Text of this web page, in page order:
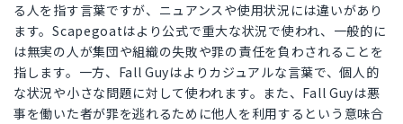
る人を指す言葉ですが、ニュアンスや使用状況には違いがあり
ます。Scapegoatはより公式で重大な状況で使われ、一般的に
は無実の人が集団や組織の失敗や罪の責任を負わされることを
指します。一方、Fall Guyはよりカジュアルな言葉で、個人的
な状況や小さな問題に対して使われます。また、Fall Guyは悪
事を働いた者が罪を逃れるために他人を利用するという意味合